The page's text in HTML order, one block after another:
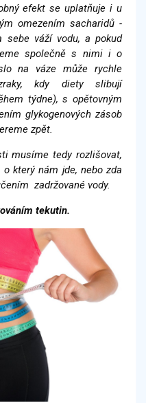
efekt se uplatňuje i u
omezením sacharidů -
sebe váží vodu, a pokud
společně s nimi i o
na váze může rychle
kdy diety slibují
týdne), s opětovným
glykogenových zásob
zpět.
musíme tedy rozlišovat,
který nám jde, nebo zda
zadržované vody.
tekutin.